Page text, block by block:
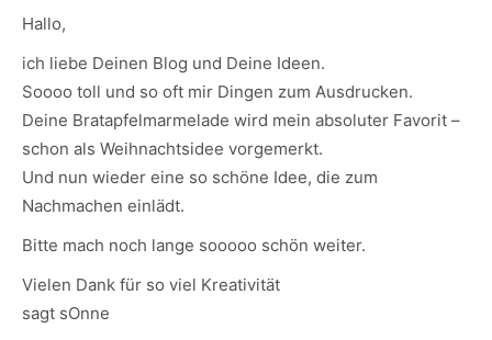
Hallo,
ich liebe Deinen Blog und Deine Ideen.
Soooo toll und so oft mir Dingen zum Ausdrucken.
Deine Bratapfelmarmelade wird mein absoluter Favorit –
schon als Weihnachtsidee vorgemerkt.
Und nun wieder eine so schöne Idee, die zum
Nachmachen einlädt.
Bitte mach noch lange sooooo schön weiter.
Vielen Dank für so viel Kreativität
sagt sOnne